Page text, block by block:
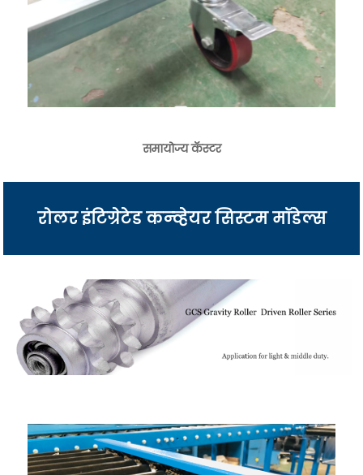
समायोज्य कॅस्टर
रोलर इंटिग्रेटेड कन्व्हेयर सिस्टम मॉडेल्स